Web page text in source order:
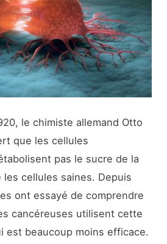
le chimiste allemand Otto
que les cellules
pas le sucre de la
les cellules saines. Depuis
ont essayé de comprendre
cancéreuses utilisent cette
est beaucoup moins efficace.